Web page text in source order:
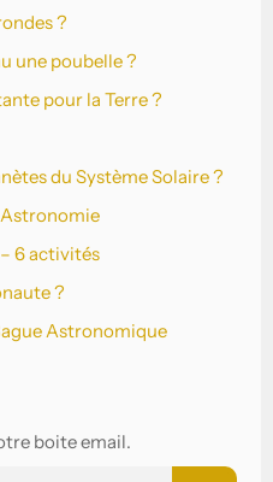
?
une poubelle ?
pour la Terre ?
du Système Solaire ?
Astronomie
6 activités
?
Astronomique
boite email.